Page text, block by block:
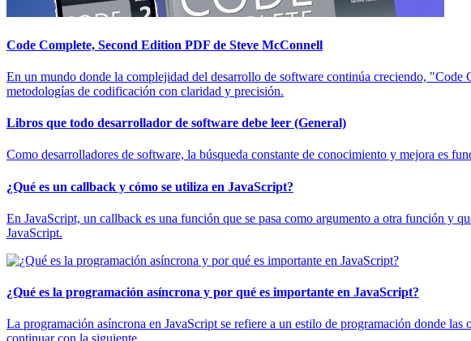
Code Complete, Second Edition PDF de Steve McConnell
En un mundo donde la complejidad del desarrollo de software continúa creciendo,
metodologías de codificación con claridad y precisión.
Libros que todo desarrollador de software debe leer (General)
Como desarrolladores de software, la búsqueda constante de conocimiento y mejora es
¿Qué es un callback y cómo se utiliza en JavaScript?
En JavaScript, un callback es una función que se pasa como argumento a otra función y
JavaScript.
¿Qué es la programación asíncrona y por qué es importante en JavaScript?
La programación asíncrona en JavaScript se refiere a un estilo de programación donde